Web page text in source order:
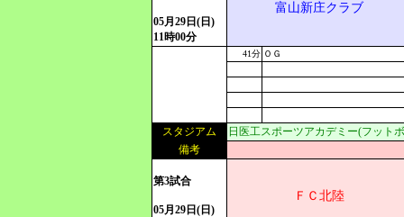
05月29日(日)
11時00分
富山新庄クラブ
41分 ＯＧ
スタジアム
日医工スポーツアカデミー(フット
備考
第3試合
05月29日(日)
ＦＣ北陸